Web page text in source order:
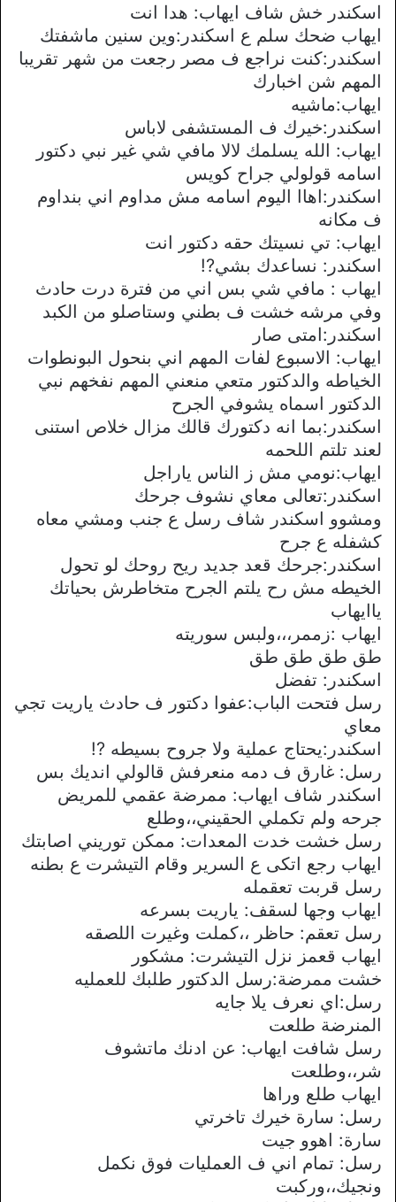
اسكندر خش شاف ايهاب: هدا انت
ايهاب ضحك سلم ع اسكندر:وين سنين ماشفتك
اسكندر:كنت نراجع ف مصر رجعت من شهر تقريبا
المهم شن اخبارك
ايهاب:ماشيه
اسكندر:خيرك ف المستشفى لاباس
ايهاب: الله يسلمك لالا مافي شي غير نبي دكتور
اسامه قولولي جراح كويس
اسكندر:اهاا اليوم اسامه مش مداوم اني بنداوم
ف مكانه
ايهاب: تي نسيتك حقه دكتور انت
اسكندر: نساعدك بشي?!
ايهاب : مافي شي بس اني من فترة درت حادث
وفي مرشه خشت ف بطني وستاصلو من الكبد
اسكندر:امتى صار
ايهاب: الاسبوع لفات المهم اني بنحول البونطوات
الخياطه والدكتور متعي منعني المهم نفخهم نبي
الدكتور اسماه يشوفي الجرح
اسكندر:بما انه دكتورك قالك مزال خلاص استنى
لعند تلتم اللحمه
ايهاب:نومي مش ز الناس ياراجل
اسكندر:تعالى معاي نشوف جرحك
ومشوو اسكندر شاف رسل ع جنب ومشي معاه
كشفله ع جرح
اسكندر:جرحك قعد جديد ريح روحك لو تحول
الخيطه مش رح يلتم الجرح متخاطرش بحياتك
ياايهاب
ايهاب :زممر،،،ولبس سوريته
طق طق طق طق
اسكندر: تفضل
رسل فتحت الباب:عفوا دكتور ف حادث ياريت تجي
معاي
اسكندر:يحتاج عملية ولا جروح بسيطه ?!
رسل: غارق ف دمه منعرفش قالولي انديك بس
اسكندر شاف ايهاب: ممرضة عقمي للمريض
جرحه ولم تكملي الحقيني،،وطلع
رسل خشت خدت المعدات: ممكن توريني اصابتك
ايهاب رجع اتكى ع السرير وقام التيشرت ع بطنه
رسل قربت تعقمله
ايهاب وجها لسقف: ياريت بسرعه
رسل تعقم: حاظر ،،كملت وغيرت اللصقه
ايهاب قعمز نزل التيشرت: مشكور
خشت ممرضة:رسل الدكتور طلبك للعمليه
رسل:اي نعرف يلا جايه
المنرضة طلعت
رسل شافت ايهاب: عن ادنك ماتشوف
شر،،وطلعت
ايهاب طلع وراها
رسل: سارة خيرك تاخرتي
سارة: اهوو جيت
رسل: تمام اني ف العمليات فوق نكمل
ونجيك،،وركبت